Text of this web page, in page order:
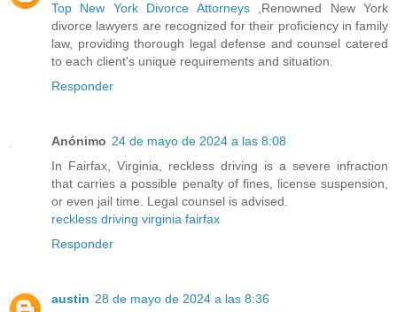
Top New York Divorce Attorneys,Renowned New York
divorce lawyers are recognized for their proficiency in family
law, providing thorough legal defense and counsel catered
to each client's unique requirements and situation.
Responder
Anónimo 24 de mayo de 2024 a las 8:08
In Fairfax, Virginia, reckless driving is a severe infraction
that carries a possible penalty of fines, license suspension,
or even jail time. Legal counsel is advised.
reckless driving virginia fairfax
Responder
austin 28 de mayo de 2024 a las 8:36